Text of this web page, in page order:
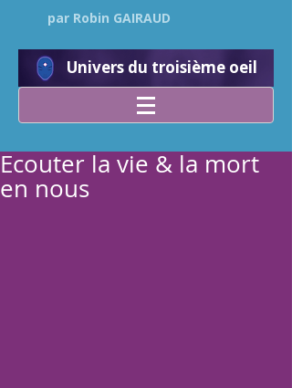
par Robin GAIRAUD
Univers du troisième oeil
Ecouter la vie & la mort
en nous